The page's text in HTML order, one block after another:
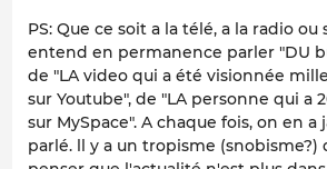
PS: Que ce soit a la télé, a la radio ou
entend en permanence parler "DU
de "LA video qui a été visionnée
sur Youtube", de "LA personne qui a
sur MySpace". A chaque fois, on en
parlé. ll y a un tropisme (snobisme?)